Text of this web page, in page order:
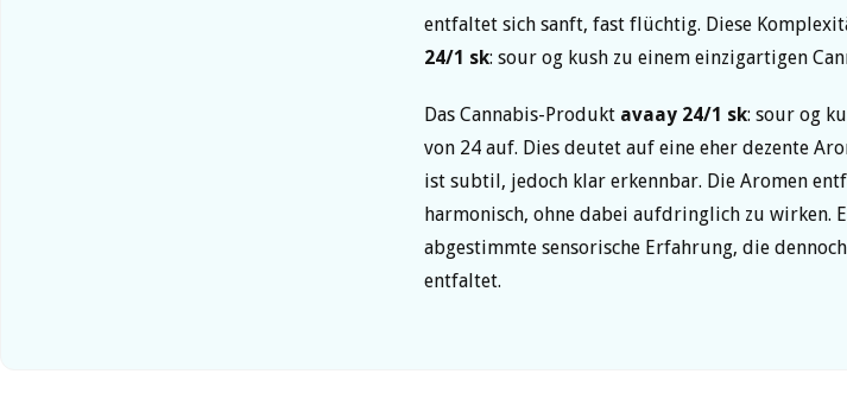
entfaltet sich sanft, fast flüchtig. Diese
24/1 sk: sour og kush zu einem einzigartigen
Das Cannabis-Produkt avaay 24/1 sk: sour og
von 24 auf. Dies deutet auf eine eher dezente
ist subtil, jedoch klar erkennbar. Die Aromen
harmonisch, ohne dabei aufdringlich zu wirken.
abgestimmte sensorische Erfahrung, die
entfaltet.